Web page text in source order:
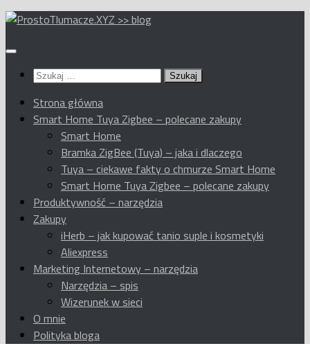
Przeskocz
treści
Szukaj:
Strona główna
Smart Home Tuya Zigbee – polecane zakupy
Smart Home
Bramka ZigBee (Tuya) – jaka i dlaczego
Tuya – ciekawe fakty o chmurze Smart Home
Smart Home Tuya Zigbee – polecane zakupy
Produktywność – narzędzia
Zakupy
iHerb – jak kupować tanio suple i kosmetyki
Aliexpress
Marketing Internetowy – narzędzia
Narzędzia – spis
Wizerunek w sieci
O mnie
Polityka bloga